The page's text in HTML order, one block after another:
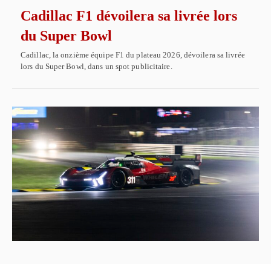
Cadillac F1 dévoilera sa livrée lors
du Super Bowl
Cadillac, la onzième équipe F1 du plateau 2026, dévoilera sa livrée
lors du Super Bowl, dans un spot publicitaire.